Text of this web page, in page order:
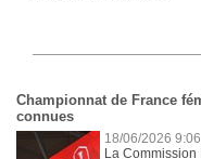
Championnat de France
connues
18/06/2026 9:06
La